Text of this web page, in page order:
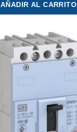
AÑADIR AL CARRITO